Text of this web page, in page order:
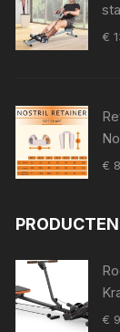
€
€
PRODUCTEN
€